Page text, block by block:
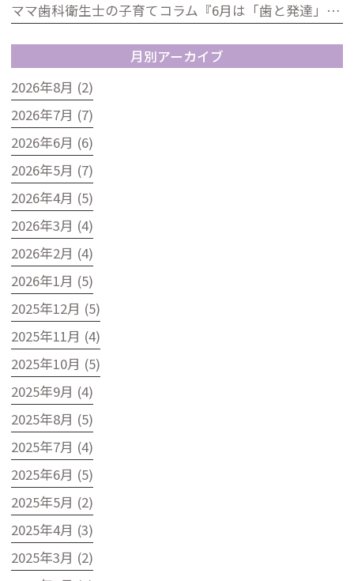
ママ歯科衛生士の子育てコラム『6月は「歯と発達」を見直すチャンス！』
月別アーカイブ
2026年8月 (2)
2026年7月 (7)
2026年6月 (6)
2026年5月 (7)
2026年4月 (5)
2026年3月 (4)
2026年2月 (4)
2026年1月 (5)
2025年12月 (5)
2025年11月 (4)
2025年10月 (5)
2025年9月 (4)
2025年8月 (5)
2025年7月 (4)
2025年6月 (5)
2025年5月 (2)
2025年4月 (3)
2025年3月 (2)